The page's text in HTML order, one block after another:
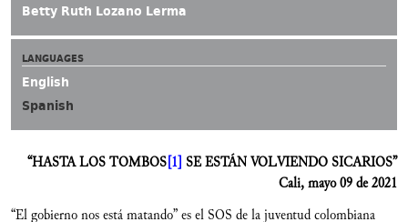
Betty Ruth Lozano Lerma
LANGUAGES
English
Spanish
“HASTA LOS TOMBOS[1] SE ESTÁN VOLVIENDO SICARIOS”
Cali, mayo 09 de 2021
“El gobierno nos está matando” es el SOS de la juventud colombiana